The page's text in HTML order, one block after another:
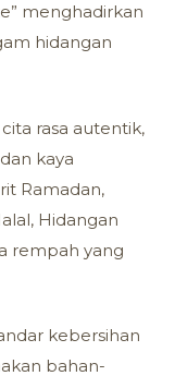
menghadirkan
hidangan
rasa autentik,
kaya
Ramadan,
Hidangan
rempah yang
kebersihan
bahan-